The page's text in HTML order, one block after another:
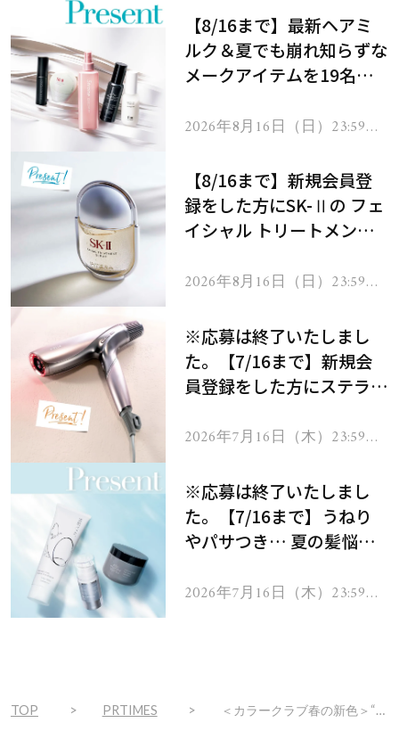
【8/16まで】最新ヘアミ
ルク＆夏でも崩れ知らずな
メークアイテムを19名様
2026年8月16日（日）23:59ま
【8/16まで】新規会員登
録をした方にSK-Ⅱの フェ
イシャル トリートメント
2026年8月16日（日）23:59ま
※応募は終了いたしまし
た。【7/16まで】新規会
員登録をした方にステラボ
ヘアドライヤー ジュエル
2026年7月16日（木）23:59ま
※応募は終了いたしまし
た。【7/16まで】うねり
やパサつき… 夏の髪悩み
ムを13名様にプレゼン
2026年7月16日（木）23:59ま
TOP PRTIMES ＜カラークラブ春の新色＞“ぷるん”と潤う透明感肌に溶け込む、大人のベビーカラー新登場！